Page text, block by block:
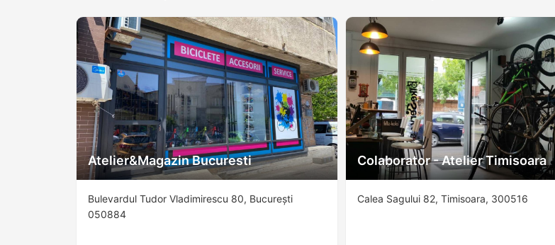
Atelier&Magazin Bucuresti
Bulevardul Tudor Vladimirescu 80, București
050884
Colaborator - Atelier Timisoara
Calea Sagului 82, Timisoara, 300516